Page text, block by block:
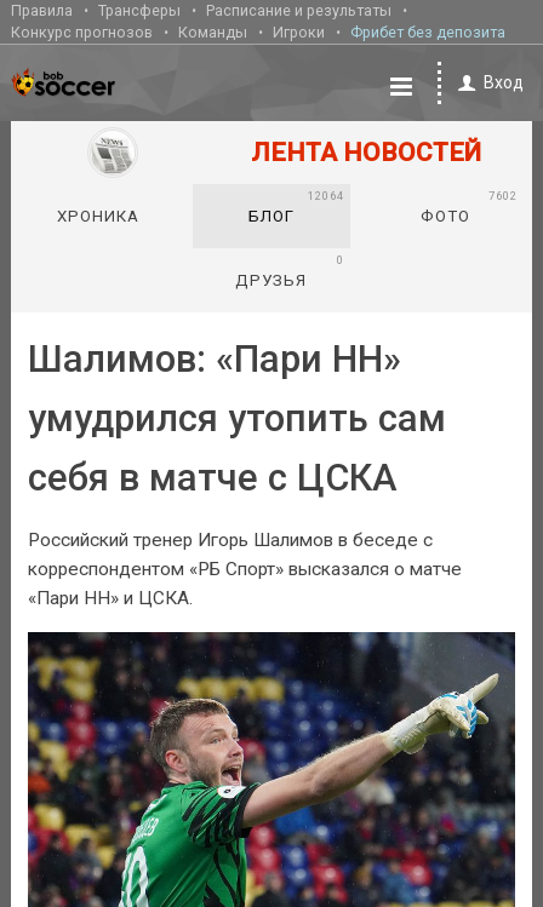
Правила Трансферы
Расписание и результаты
Конкурс прогнозов
Команды Игроки Фрибет без депозита
Вход
ЛЕНТА НОВОСТЕЙ
ХРОНИКА БЛОГ
12064
ФОТО
7602
ДРУЗЬЯ
0
Шалимов: «Пари НН»
умудрился утопить сам
себя в матче с ЦСКА
Российский тренер Игорь Шалимов в беседе с
корреспондентом «РБ Спорт» высказался о матче
«Пари НН» и ЦСКА.